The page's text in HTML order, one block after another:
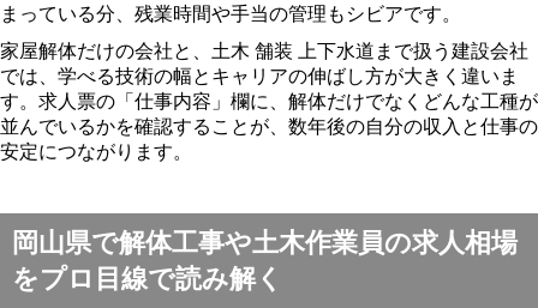
まっている分、残業時間や手当の管理もシビアです。
家屋解体だけの会社と、土木 舗装 上下水道まで扱う建設会社
では、学べる技術の幅とキャリアの伸ばし方が大きく違いま
す。求人票の「仕事内容」欄に、解体だけでなくどんな工種が
並んでいるかを確認することが、数年後の自分の収入と仕事の
安定につながります。
岡山県で解体工事や土木作業員の求人相場
をプロ目線で読み解く